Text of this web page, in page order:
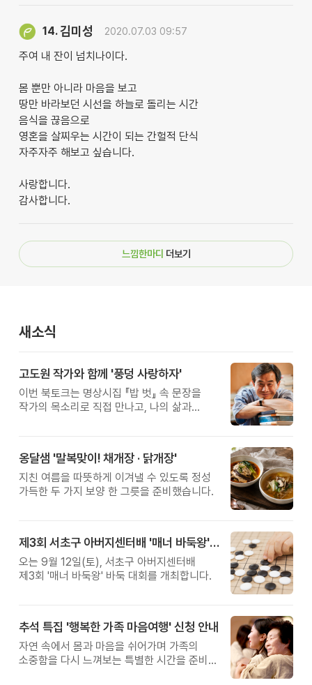
14.김미성 2020.07.03 09:57
주여 내 잔이 넘치나이다.
몸 뿐만 아니라 마음을 보고
땅만 바라보던 시선을 하늘로 돌리는 시간
음식을 끊음으로
영혼을 살찌우는 시간이 되는 간헐적 단식
자주자주 해보고 싶습니다.
사랑합니다.
감사합니다.
느낌한마디 더보기
새소식
고도원 작가와 함께 '풍덩 사랑하자'
이번 북토크는 명상시집 『밥 벗』 속 문장을
작가의 목소리로 직접 만나고, 나의 삶과
옹달샘 '말복맞이! 채개장 · 닭개장'
지친 여름을 따뜻하게 이겨낼 수 있도록 정성
가득한 두 가지 보양 한 그릇을 준비했습니다.
제3회 서초구 아버지센터배 '매너 바둑왕' 대회
오는 9월 12일(토), 서초구 아버지센터배
제3회 '매너 바둑왕' 바둑 대회를 개최합니다.
추석 특집 '행복한 가족 마음여행' 신청 안내
자연 속에서 몸과 마음을 쉬어가며 가족의
소중함을 다시 느껴보는 특별한 시간을 준비해